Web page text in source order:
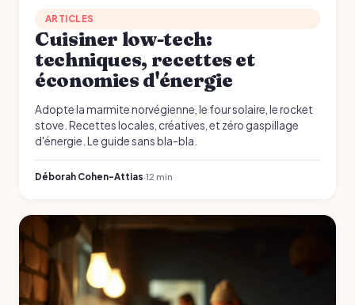
ARTICLES
Cuisiner low-tech:
techniques, recettes et
économies d'énergie
Adopte la marmite norvégienne, le four solaire, le rocket
stove. Recettes locales, créatives, et zéro gaspillage
d'énergie. Le guide sans bla-bla.
Déborah Cohen-Attias·12 min